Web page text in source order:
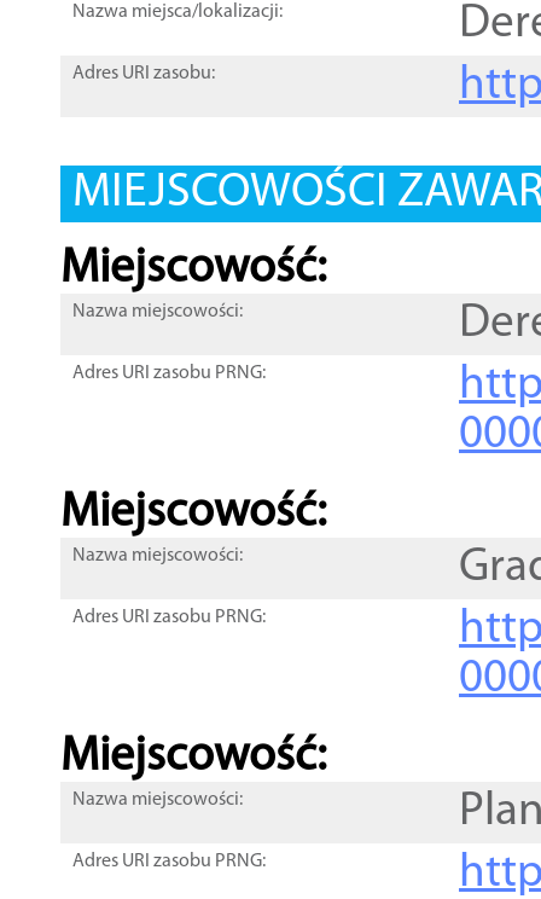
Nazwa miejsca/lokalizacji:
Adres URI zasobu:
MIEJSCOWOŚCI
Miejscowość:
Nazwa miejscowości:
Adres URI zasobu PRNG:
Miejscowość:
Nazwa miejscowości:
Adres URI zasobu PRNG:
Miejscowość:
Nazwa miejscowości:
Adres URI zasobu PRNG: